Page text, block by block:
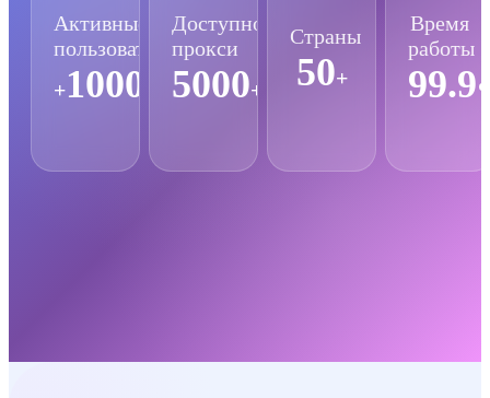
Активные
пользователи
+10000
Доступно
прокси
5000+
Страны
50+
Время
работы
99.9